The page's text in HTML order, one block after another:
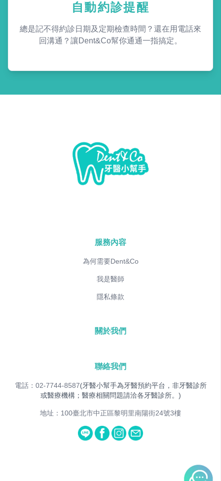
自動約診提醒
總是記不得約診日期及定期檢查時間？還在用電話來
回溝通？讓Dent&Co幫你通通一指搞定。
服務內容
為何需要Dent&Co
我是醫師
隱私條款
關於我們
聯絡我們
電話：02-7744-8587(牙醫小幫手為牙醫預約平台，非牙醫診所
或醫療機構；醫療相關問題請洽各牙醫診所。)
地址：100臺北市中正區黎明里南陽街24號3樓